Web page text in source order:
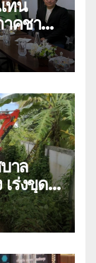
ทน
คชา
เซีย
าล
ร่งขุด
นและลด